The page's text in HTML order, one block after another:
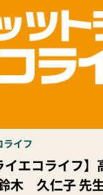
ライフ
イエコライフ
木 久仁子 先